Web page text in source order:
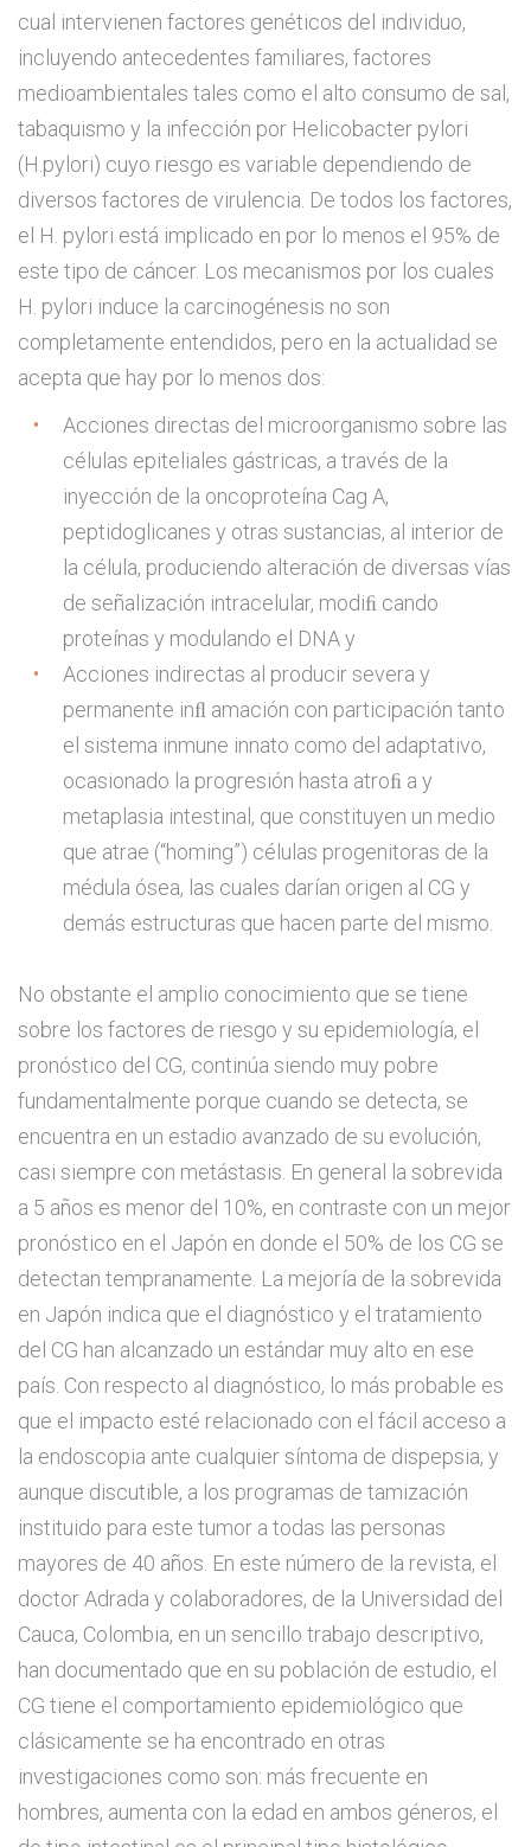
cual intervienen factores genéticos del individuo,
incluyendo antecedentes familiares, factores
medioambientales tales como el alto consumo de sal,
tabaquismo y la infección por Helicobacter pylori
(H.pylori) cuyo riesgo es variable dependiendo de
diversos factores de virulencia. De todos los factores,
el H. pylori está implicado en por lo menos el 95% de
este tipo de cáncer. Los mecanismos por los cuales
H. pylori induce la carcinogénesis no son
completamente entendidos, pero en la actualidad se
acepta que hay por lo menos dos:
Acciones directas del microorganismo sobre las
células epiteliales gástricas, a través de la
inyección de la oncoproteína Cag A,
peptidoglicanes y otras sustancias, al interior de
la célula, produciendo alteración de diversas vías
de señalización intracelular, modiﬁ cando
proteínas y modulando el DNA y
Acciones indirectas al producir severa y
permanente inﬂ amación con participación tanto
el sistema inmune innato como del adaptativo,
ocasionado la progresión hasta atroﬁ a y
metaplasia intestinal, que constituyen un medio
que atrae (“homing”) células progenitoras de la
médula ósea, las cuales darían origen al CG y
demás estructuras que hacen parte del mismo.
No obstante el amplio conocimiento que se tiene
sobre los factores de riesgo y su epidemiología, el
pronóstico del CG, continúa siendo muy pobre
fundamentalmente porque cuando se detecta, se
encuentra en un estadio avanzado de su evolución,
casi siempre con metástasis. En general la sobrevida
a 5 años es menor del 10%, en contraste con un mejor
pronóstico en el Japón en donde el 50% de los CG se
detectan tempranamente. La mejoría de la sobrevida
en Japón indica que el diagnóstico y el tratamiento
del CG han alcanzado un estándar muy alto en ese
país. Con respecto al diagnóstico, lo más probable es
que el impacto esté relacionado con el fácil acceso a
la endoscopia ante cualquier síntoma de dispepsia, y
aunque discutible, a los programas de tamización
instituido para este tumor a todas las personas
mayores de 40 años. En este número de la revista, el
doctor Adrada y colaboradores, de la Universidad del
Cauca, Colombia, en un sencillo trabajo descriptivo,
han documentado que en su población de estudio, el
CG tiene el comportamiento epidemiológico que
clásicamente se ha encontrado en otras
investigaciones como son: más frecuente en
hombres, aumenta con la edad en ambos géneros, el